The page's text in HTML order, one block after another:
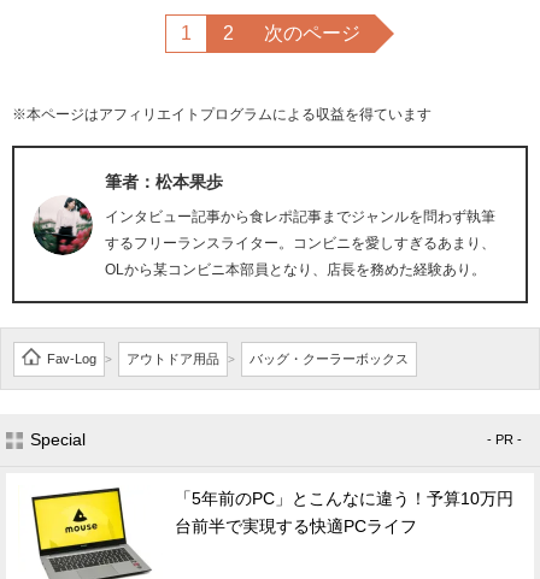
1 2 次のページ
※本ページはアフィリエイトプログラムによる収益を得ています
筆者：松本果歩
インタビュー記事から食レポ記事までジャンルを問わず執筆
するフリーランスライター。コンビニを愛しすぎるあまり、
OLから某コンビニ本部員となり、店長を務めた経験あり。
Fav-Log > アウトドア用品 > バッグ・クーラーボックス
Special - PR -
「5年前のPC」とこんなに違う！予算10万円
台前半で実現する快適PCライフ